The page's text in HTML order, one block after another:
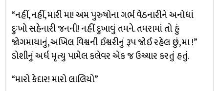
“નહીં, નહીં, મારી મા! અમ પુરુષોના ગર્ભ વેઠનારીને અનોધાં
દુઃખો સહેનારી જનની! નહીં દુખાવું તમને. તમરામાં તો હું
જોગમાયાનું, અખિલ વિશ્વની ઈશ્વરીનું રૂપ જોઈ રહેલ છું, મા !”
ડોશીનું અર્ધ મૃત્યુ પામેલ કલેવર એક જ ઉચ્ચાર કરતું હતું.
“મારો કેદાર! મારો લાલિયો”